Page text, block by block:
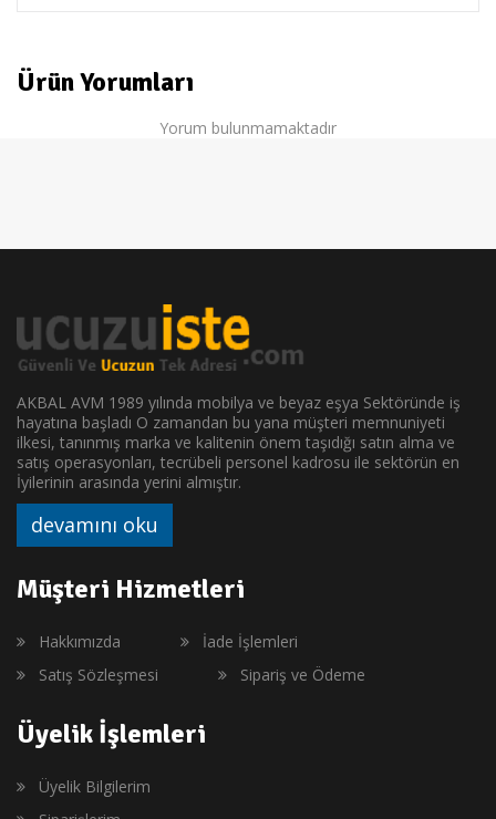
Ürün Yorumları
Yorum bulunmamaktadır
AKBAL AVM 1989 yılında mobilya ve beyaz eşya Sektöründe iş
hayatına başladı O zamandan bu yana müşteri memnuniyeti
ilkesi, tanınmış marka ve kalitenin önem taşıdığı satın alma ve
satış operasyonları, tecrübeli personel kadrosu ile sektörün en
İyilerinin arasında yerini almıştır.
devamını oku
Müşteri Hizmetleri
Hakkımızda
İade İşlemleri
Satış Sözleşmesi
Sipariş ve Ödeme
Üyelik İşlemleri
Üyelik Bilgilerim